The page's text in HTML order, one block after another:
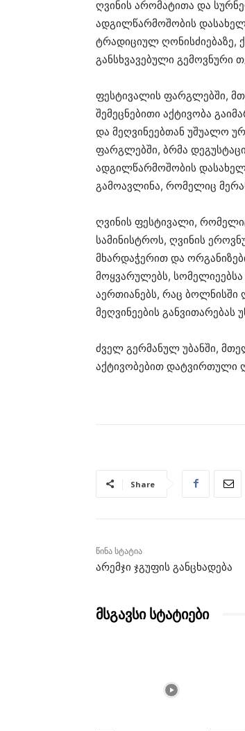
ღვინის არომატითა და
ადგილწარმოშობის
ტრადიციულ ღონისძიებაზე,
განსხვავებული გემოვნური
ფესტივალის ფარგლებში,
შემეცნებითი აქტივობა
და მეღვინეებთან უშუალო
ფარგლებში, ბრმა
ადგილწარმოშობის
გამოავლინა, რომელიც
ღვინის ფესტივალი,
სამინისტროს, ღვინის
მხარდაჭერით და
მოყვარულებს,
აერთიანებს, რაც
მეღვინეების განვითარებას
ძველ გერმანულ უბანში,
აქტივობებით დატვირთული
Share
წინა სტატია
არემჯი ჯგუფის განცხადება
მსგავსი სტატიები